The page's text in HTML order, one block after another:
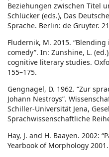
Beziehungen zwischen Titel
Schlücker (eds.), Das
Sprache. Berlin: de Gruyter.
Fludernik, M. 2015.
comedy”. In: Zunshine, L.
cognitive literary studies.
155–175.
Gengnagel, D. 1962. “Zur
Johann Nestroys”.
Schiller-Universität Jena,
Sprachwissenschaftliche
Hay, J. and H. Baayen. 2002:
Yearbook of Morphology